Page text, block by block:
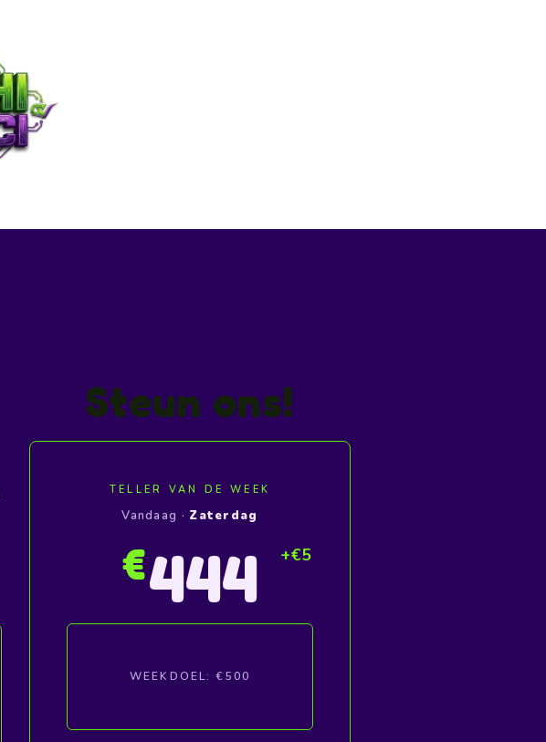
Steun ons!
TELLER VAN DE WEEK
Vandaag · Zaterdag
€445
WEEKDOEL: €500